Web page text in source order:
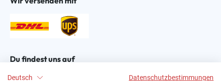
Deutsch Datenschutzbestimmungen
Du findest uns auf